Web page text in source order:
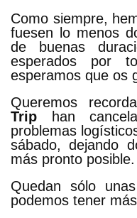
Como siempre,
fuesen lo menos
de buenas
esperados por
esperamos que os
Queremos
Trip han
problemas
sábado, dejando
más pronto posible.
Quedan sólo
podemos tener